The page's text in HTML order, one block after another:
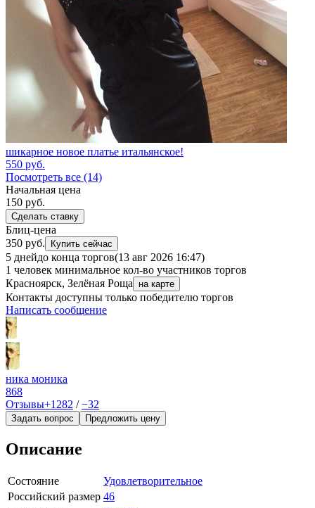
шикарное новое платье итальянское!
550 руб.
Посмотреть все (14)
Начальная цена
150 руб.
Сделать ставку
Блиц-цена
350 руб.
Купить сейчас
5 днейдо конца торгов(13 авг 2026 16:47)
1 человек минимальное кол-во участников торгов
Красноярск, Зелёная Роща
на карте
Контакты доступны только победителю торгов
Написать сообщение
ника моника
868
Отзывы+1282 /−32
Задать вопрос Предложить цену
Описание
Состояние
Удовлетворительное
Российский размер 46